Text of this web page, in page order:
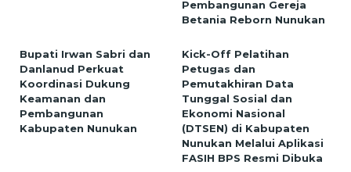
Pembangunan Gereja
Betania Reborn Nunukan
Bupati Irwan Sabri dan
Danlanud Perkuat
Koordinasi Dukung
Keamanan dan
Pembangunan
Kabupaten Nunukan
Kick-Off Pelatihan
Petugas dan
Pemutakhiran Data
Tunggal Sosial dan
Ekonomi Nasional
(DTSEN) di Kabupaten
Nunukan Melalui Aplikasi
FASIH BPS Resmi Dibuka